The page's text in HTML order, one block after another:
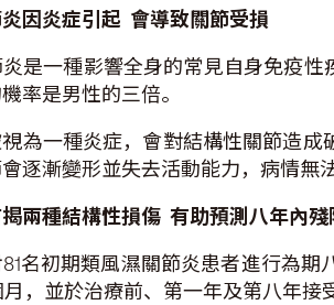
因炎症引起 會導致關節受損
是一種影響全身的常見自身免疫
率是男性的三倍。
為一種炎症，會對結構性關節造成
逐漸變形並失去活動能力，病情無
兩種結構性損傷 有助預測八年內殘
名初期類風濕關節炎患者進行為
，並於治療前、第一年及第八年